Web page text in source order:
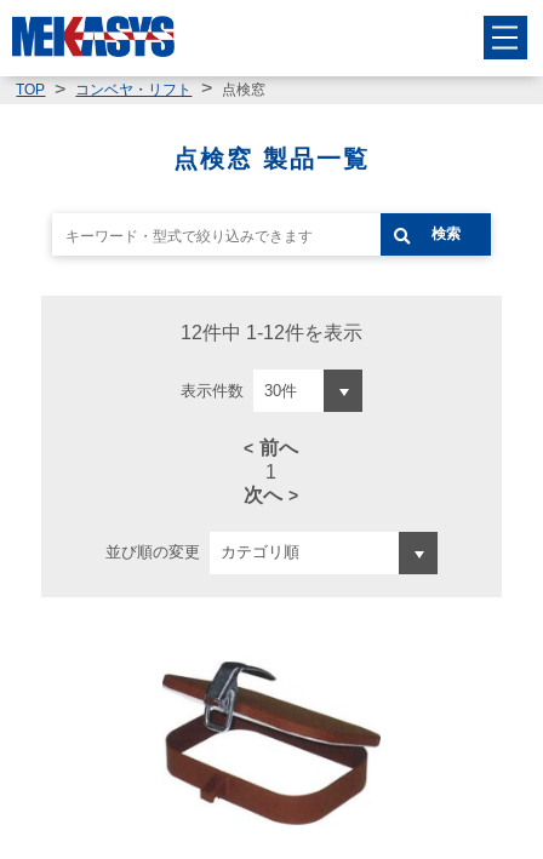
TOP コンベヤ・リフト 点検窓
点検窓 製品一覧
検索
12件中 1-12件を表示
表示件数
前へ
1
次へ
並び順の変更